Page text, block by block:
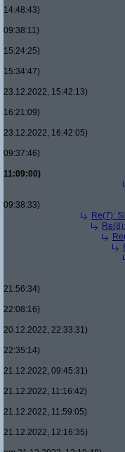
14:48:43)
09:38:11)
15:24:25)
15:34:47)
23.12.2022, 15:42:13)
16:21:09)
23.12.2022, 16:42:05)
09:37:46)
11:09:00)
09:38:33)
Re(7):
21:56:34)
22:08:16)
20.12.2022, 22:33:31)
22:35:14)
21.12.2022, 09:45:31)
21.12.2022, 11:16:42)
21.12.2022, 11:59:05)
21.12.2022, 12:16:35)